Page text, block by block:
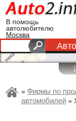
В помощь
автолюбителю
Москва
» Фирмы по
автомобилей »